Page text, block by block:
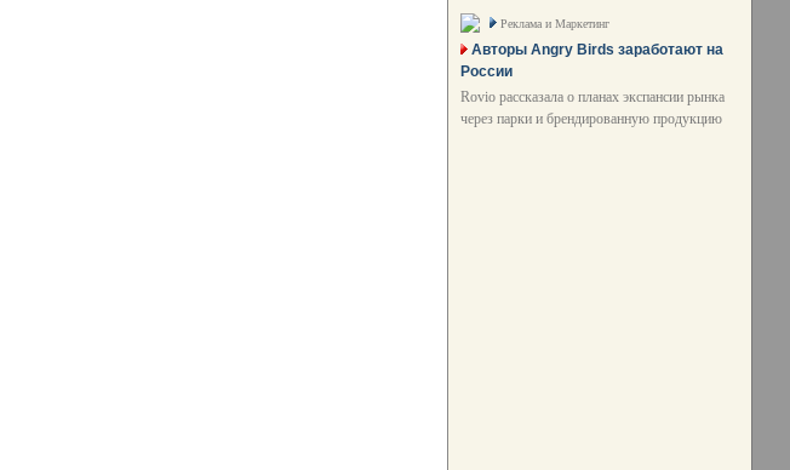
Реклама и Маркетинг
Авторы Angry Birds заработают на
России
Rovio рассказала о планах экспансии рынка
через парки и брендированную продукцию